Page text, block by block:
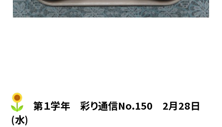
第１学年 彩り通信No.150 2月28日
(水)